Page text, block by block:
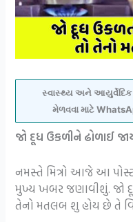
સ્વાસ્થ્ય અને આયુર્વેદિક
મેળવવા માટે
જો દૂધ ઉકળીને ઢોળાઈ
નમસ્તે મિત્રો આજે આ
મુખ્ય ખબર જણાવીશું. જો
તેનો મતલબ શુ હોય છે તે